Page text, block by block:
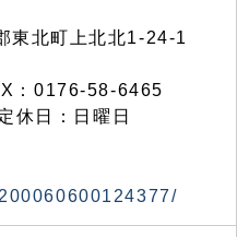
北町上北北1-24-1
：0176-58-6465
休日：日曜日